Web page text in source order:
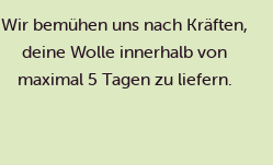
Wir bemühen uns nach Kräften,
deine Wolle innerhalb von
maximal 5 Tagen zu liefern.